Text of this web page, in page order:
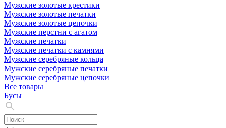
Мужские золотые крестики
Мужские золотые печатки
Мужские золотые цепочки
Мужские перстни с агатом
Мужские печатки
Мужские печатки с камнями
Мужские серебряные кольца
Мужские серебряные печатки
Мужские серебряные цепочки
Все товары
Бусы